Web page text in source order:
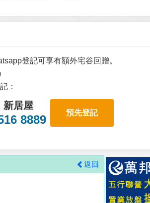
登記可享有額外宅谷回贈。
：
新居屋
8889
預先登記
返回